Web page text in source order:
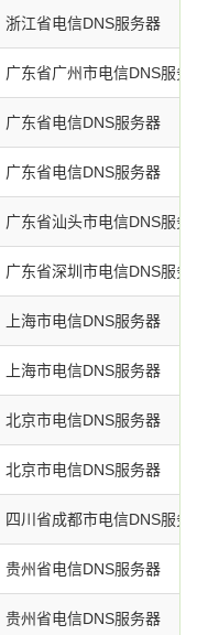
浙江省电信DNS服务器
广东省广州市电信DNS服务
广东省电信DNS服务器
广东省电信DNS服务器
广东省汕头市电信DNS服务
广东省深圳市电信DNS服务
上海市电信DNS服务器
上海市电信DNS服务器
北京市电信DNS服务器
北京市电信DNS服务器
四川省成都市电信DNS服务
贵州省电信DNS服务器
贵州省电信DNS服务器